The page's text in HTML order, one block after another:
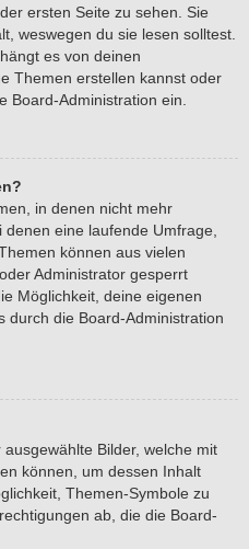
ersten Seite zu sehen. Sie
weswegen du sie lesen solltest.
es von deinen
Themen erstellen kannst oder
Board-Administration ein.
in denen nicht mehr
eine laufende Umfrage,
können aus vielen
Administrator gesperrt
Möglichkeit, deine eigenen
durch die Board-Administration
Bilder, welche mit
können, um dessen Inhalt
Themen-Symbole zu
ab, die die Board-